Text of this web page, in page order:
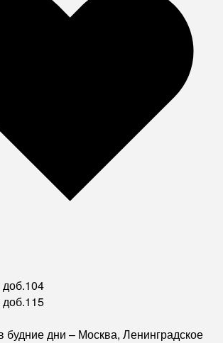
будние дни – Москва, Ленинградское